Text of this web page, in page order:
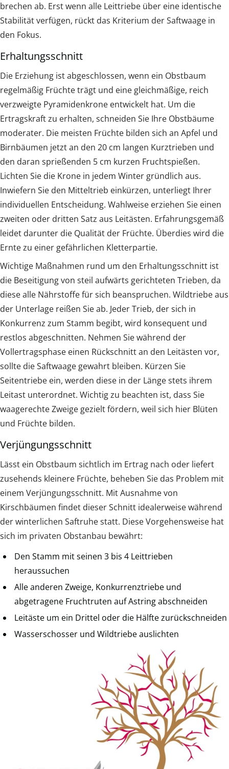
brechen ab. Erst wenn alle Leittriebe über eine identische
Stabilität verfügen, rückt das Kriterium der Saftwaage in
den Fokus.
Erhaltungsschnitt
Die Erziehung ist abgeschlossen, wenn ein Obstbaum
regelmäßig Früchte trägt und eine gleichmäßige, reich
verzweigte Pyramidenkrone entwickelt hat. Um die
Ertragskraft zu erhalten, schneiden Sie Ihre Obstbäume
moderater. Die meisten Früchte bilden sich an Apfel und
Birnbäumen jetzt an den 20 cm langen Kurztrieben und
den daran sprießenden 5 cm kurzen Fruchtspießen.
Lichten Sie die Krone in jedem Winter gründlich aus.
Inwiefern Sie den Mitteltrieb einkürzen, unterliegt Ihrer
individuellen Entscheidung. Wahlweise erziehen Sie einen
zweiten oder dritten Satz aus Leitästen. Erfahrungsgemäß
leidet darunter die Qualität der Früchte. Überdies wird die
Ernte zu einer gefährlichen Kletterpartie.
Wichtige Maßnahmen rund um den Erhaltungsschnitt ist
die Beseitigung von steil aufwärts gerichteten Trieben, da
diese alle Nährstoffe für sich beanspruchen. Wildtriebe aus
der Unterlage reißen Sie ab. Jeder Trieb, der sich in
Konkurrenz zum Stamm begibt, wird konsequent und
restlos abgeschnitten. Nehmen Sie während der
Vollertragsphase einen Rückschnitt an den Leitästen vor,
sollte die Saftwaage gewahrt bleiben. Kürzen Sie
Seitentriebe ein, werden diese in der Länge stets ihrem
Leitast unterordnet. Wichtig zu beachten ist, dass Sie
waagerechte Zweige gezielt fördern, weil sich hier Blüten
und Früchte bilden.
Verjüngungsschnitt
Lässt ein Obstbaum sichtlich im Ertrag nach oder liefert
zusehends kleinere Früchte, beheben Sie das Problem mit
einem Verjüngungsschnitt. Mit Ausnahme von
Kirschbäumen findet dieser Schnitt idealerweise während
der winterlichen Saftruhe statt. Diese Vorgehensweise hat
sich im privaten Obstanbau bewährt:
Den Stamm mit seinen 3 bis 4 Leittrieben
heraussuchen
Alle anderen Zweige, Konkurrenztriebe und
abgetragene Fruchtruten auf Astring abschneiden
Leitäste um ein Drittel oder die Hälfte zurückschneiden
Wasserschosser und Wildtriebe auslichten